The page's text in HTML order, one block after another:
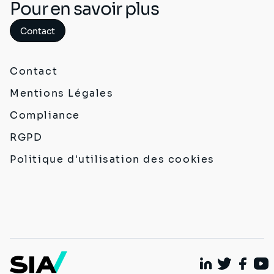
Pour en savoir plus
Contact
Contact
Mentions Légales
Compliance
RGPD
Politique d'utilisation des cookies